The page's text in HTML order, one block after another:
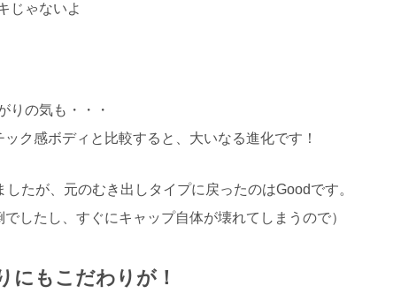
じゃないよ
りの気も・・・
ク感ボディと比較すると、大いなる進化です！
たが、元のむき出しタイプに戻ったのはGoodです。
したし、すぐにキャップ自体が壊れてしまうので）
にもこだわりが！